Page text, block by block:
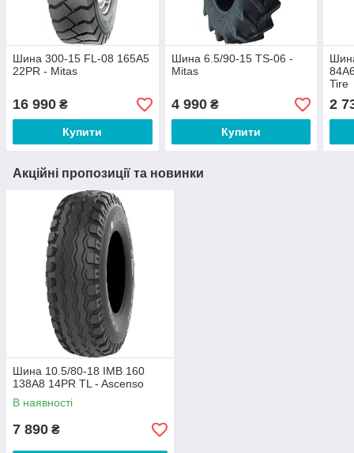
Шина 300-15 FL-08 165A5
22PR - Mitas
16 990 ₴
Купити
Шина 6.5/90-15 TS-06 -
Mitas
4 990₴
Купити
Tire
2
Акційні пропозиції та новинки
Шина 10.5/80-18 IMB 160
138A8 14PR TL - Ascenso
В наявності
7 890 ₴